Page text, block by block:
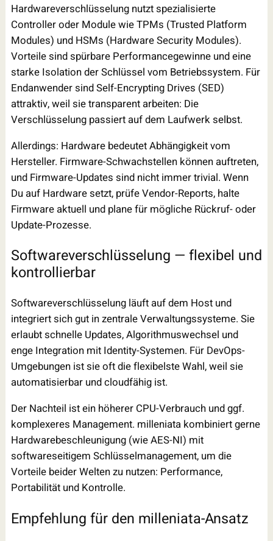
Hardwareverschlüsselung nutzt spezialisierte
Controller oder Module wie TPMs (Trusted Platform
Modules) und HSMs (Hardware Security Modules).
Vorteile sind spürbare Performancegewinne und eine
starke Isolation der Schlüssel vom Betriebssystem. Für
Endanwender sind Self-Encrypting Drives (SED)
attraktiv, weil sie transparent arbeiten: Die
Verschlüsselung passiert auf dem Laufwerk selbst.
Allerdings: Hardware bedeutet Abhängigkeit vom
Hersteller. Firmware-Schwachstellen können auftreten,
und Firmware-Updates sind nicht immer trivial. Wenn
Du auf Hardware setzt, prüfe Vendor-Reports, halte
Firmware aktuell und plane für mögliche Rückruf- oder
Update-Prozesse.
Softwareverschlüsselung — flexibel und
kontrollierbar
Softwareverschlüsselung läuft auf dem Host und
integriert sich gut in zentrale Verwaltungssysteme. Sie
erlaubt schnelle Updates, Algorithmuswechsel und
enge Integration mit Identity-Systemen. Für DevOps-
Umgebungen ist sie oft die flexibelste Wahl, weil sie
automatisierbar und cloudfähig ist.
Der Nachteil ist ein höherer CPU-Verbrauch und ggf.
komplexeres Management. milleniata kombiniert gerne
Hardwarebeschleunigung (wie AES-NI) mit
softwareseitigem Schlüsselmanagement, um die
Vorteile beider Welten zu nutzen: Performance,
Portabilität und Kontrolle.
Empfehlung für den milleniata-Ansatz